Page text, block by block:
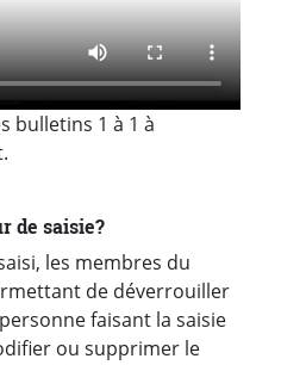
bulletins 1 à 1 à
de saisie?
les membres du
de déverrouiller
faisant la saisie
ou supprimer le